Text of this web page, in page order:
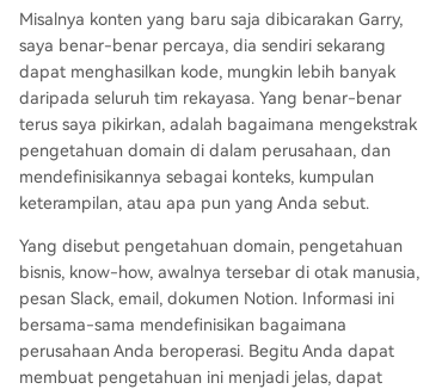
Misalnya konten yang baru saja dibicarakan Garry,
saya benar-benar percaya, dia sendiri sekarang
dapat menghasilkan kode, mungkin lebih banyak
daripada seluruh tim rekayasa. Yang benar-benar
terus saya pikirkan, adalah bagaimana mengekstrak
pengetahuan domain di dalam perusahaan, dan
mendefinisikannya sebagai konteks, kumpulan
keterampilan, atau apa pun yang Anda sebut.
Yang disebut pengetahuan domain, pengetahuan
bisnis, know-how, awalnya tersebar di otak manusia,
pesan Slack, email, dokumen Notion. Informasi ini
bersama-sama mendefinisikan bagaimana
perusahaan Anda beroperasi. Begitu Anda dapat
membuat pengetahuan ini menjadi jelas, dapat